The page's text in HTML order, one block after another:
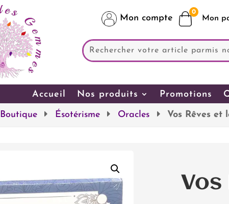
Mon compte
0
Accueil Nos produits Promotions
Boutique Ésotérisme Oracles Vos Rêves et